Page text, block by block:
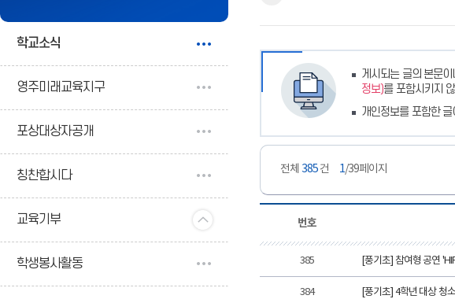
학교소식
영주미래교육지구
포상대상자공개
칭찬합시다
교육기부
학생봉사활동
게시되는 글의 본문이
정보)를 포함시키지
개인정보를 포함한
전체 385건 1/39페이지
번호
385 [풍기초] 참여형 공연
384 [풍기초] 4학년 대상 청